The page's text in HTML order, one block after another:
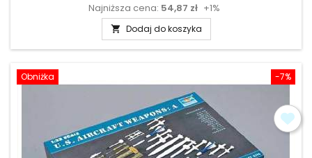
podstawowa
Najniższa cena: 54,87 zł +1%
 Dodaj do koszyka
-7%
Obniżka